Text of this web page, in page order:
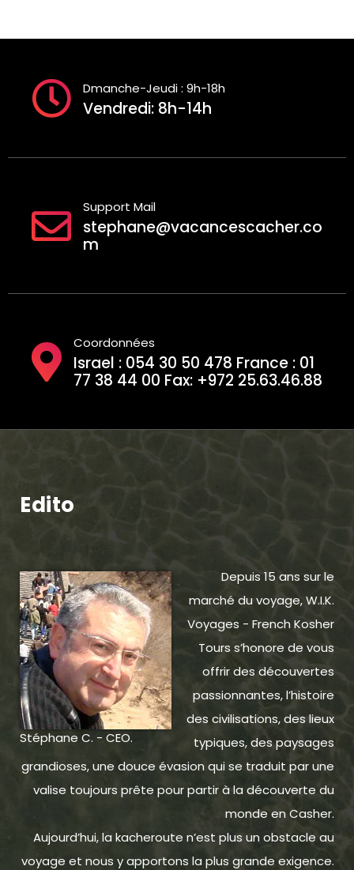
Dmanche-Jeudi : 9h-18h
Vendredi: 8h-14h
Support Mail
stephane@vacancescacher.co
m
Coordonnées
Israel : 054 30 50 478 France : 01
77 38 44 00 Fax: +972 25.63.46.88
Edito
Stéphane C. - CEO.
Depuis 15 ans sur le
marché du voyage, W.I.K.
Voyages - French Kosher
Tours s’honore de vous
offrir des découvertes
passionnantes, l’histoire
des civilisations, des lieux
typiques, des paysages
grandioses, une douce évasion qui se traduit par une
valise toujours prête pour partir à la découverte du
monde en Casher.
Aujourd’hui, la kacheroute n’est plus un obstacle au
voyage et nous y apportons la plus grande exigence.